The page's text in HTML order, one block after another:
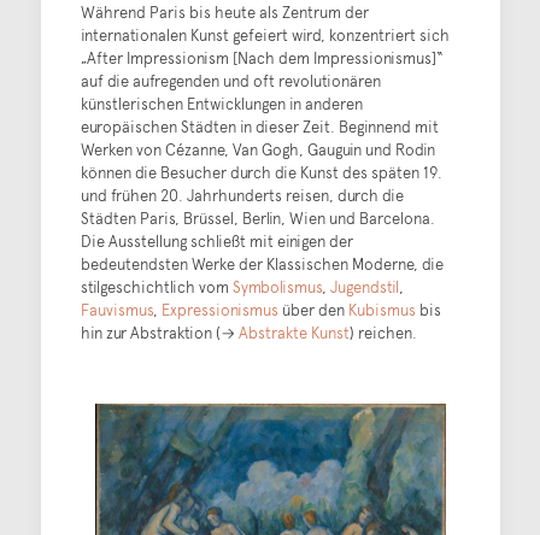
Während Paris bis heute als Zentrum der
internationalen Kunst gefeiert wird, konzentriert sich
„After Impressionism [Nach dem Impressionismus]“
auf die aufregenden und oft revolutionären
künstlerischen Entwicklungen in anderen
europäischen Städten in dieser Zeit. Beginnend mit
Werken von Cézanne, Van Gogh, Gauguin und Rodin
können die Besucher durch die Kunst des späten 19.
und frühen 20. Jahrhunderts reisen, durch die
Städten Paris, Brüssel, Berlin, Wien und Barcelona.
Die Ausstellung schließt mit einigen der
bedeutendsten Werke der Klassischen Moderne, die
stilgeschichtlich vom Symbolismus, Jugendstil,
Fauvismus, Expressionismus über den Kubismus bis
hin zur Abstraktion (→ Abstrakte Kunst) reichen.